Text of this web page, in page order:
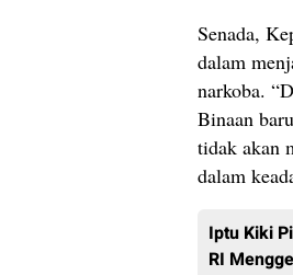
Senada,
dalam
narkoba.
Binaan
tidak akan
dalam
Iptu Kiki
RI